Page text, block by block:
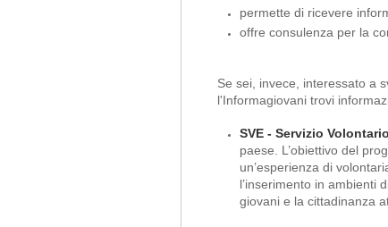
permette di ricevere
offre consulenza per la
Se sei, invece, interessato a
l'Informagiovani trovi
SVE - Servizio
paese. L’obiettivo del
un’esperienza di
l’inserimento in ambienti
giovani e la cittadinanza